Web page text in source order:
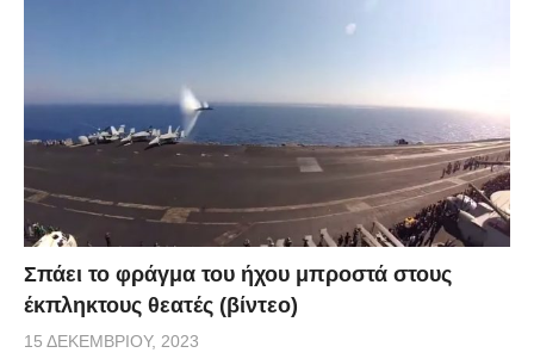
Σπάει το φράγμα του ήχου μπροστά στους
έκπληκτους θεατές (βίντεο)
15 ΔΕΚΕΜΒΡΊΟΥ, 2023